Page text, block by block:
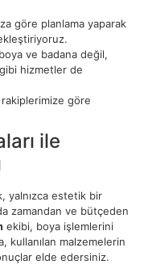
göre planlama yaparak
ve badana değil,
hizmetler de
rakiplerimize göre
ile
yalnızca estetik bir
zamandan ve bütçeden
ekibi, boya işlemlerini
kullanılan malzemelerin
elde edersiniz.